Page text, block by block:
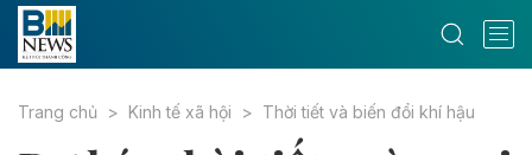
Trang chủ Kinh tế xã hội Thời tiết và biến đổi khí hậu